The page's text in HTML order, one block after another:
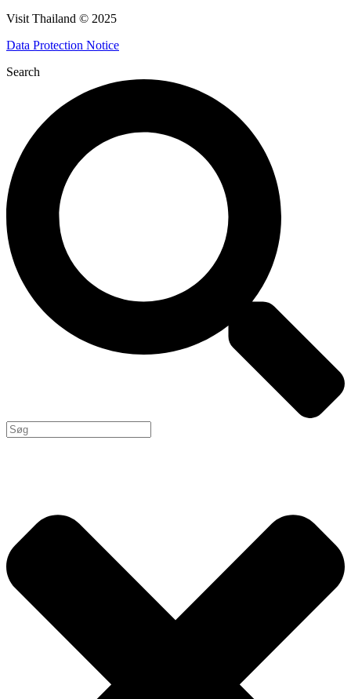
Visit Thailand © 2025
Data Protection Notice
Search